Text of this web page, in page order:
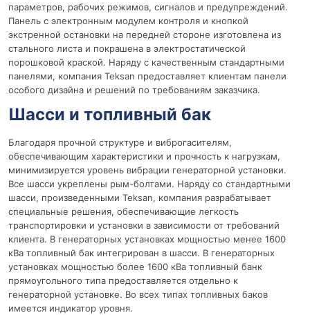
параметров, рабочих режимов, сигналов и предупреждений.
Панель с электронным модулем контроля и кнопкой
экстренной остановки на передней стороне изготовлена из
стального листа и покрашена в электростатической
порошковой краской. Наряду с качественным стандартными
панелями, компания Teksan предоставляет клиентам панели
особого дизайна и решений по требованиям заказчика.
Шасси и топливный бак
Благодаря прочной структуре и виброгасителям,
обеспечивающим характеристики и прочность к нагрузкам,
минимизируется уровень вибрации генераторной установки.
Все шасси укреплены рым-болтами. Наряду со стандартными
шасси, произведенными Teksan, компания разрабатывает
специальные решения, обеспечивающие легкость
транспортировки и установки в зависимости от требований
клиента. В генераторных установках мощностью менее 1600
кВа топливный бак интегрирован в шасси. В генераторных
установках мощностью более 1600 кВа топливный банк
прямоугольного типа предоставляется отдельно к
генераторной установке. Во всех типах топливных баков
имеется индикатор уровня.